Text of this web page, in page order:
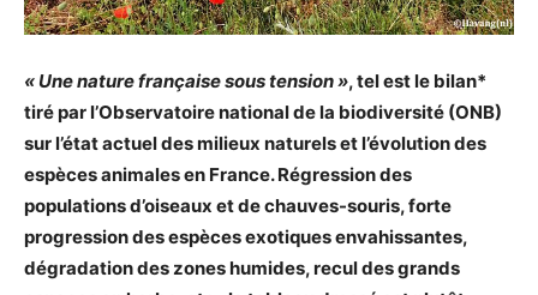
« Une nature française sous tension », tel est le bilan*
tiré par l’Observatoire national de la biodiversité (ONB)
sur l’état actuel des milieux naturels et l’évolution des
espèces animales en France. Régression des
populations d’oiseaux et de chauves-souris, forte
progression des espèces exotiques envahissantes,
dégradation des zones humides, recul des grands